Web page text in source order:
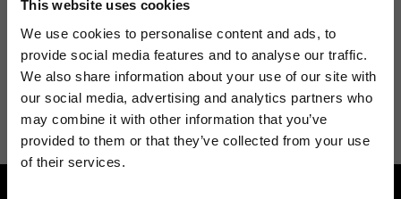
This website uses cookies
We use cookies to personalise content and ads, to
provide social media features and to analyse our traffic.
We also share information about your use of our site with
our social media, advertising and analytics partners who
may combine it with other information that you’ve
provided to them or that they’ve collected from your use
of their services.
Acconsento a ricevere novità e promo da Ripani. Per maggiori
informazioni consulta laPrivacy Policy.